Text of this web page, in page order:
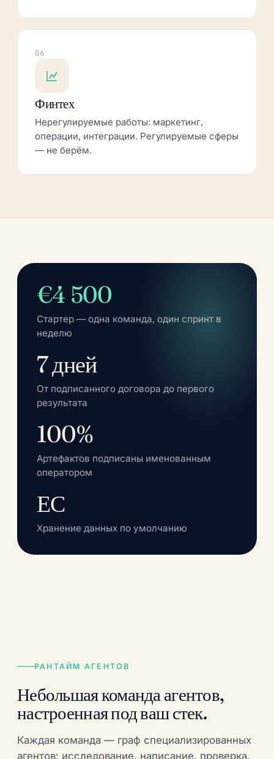
06
Финтех
Нерегулируемые работы: маркетинг,
операции, интеграции. Регулируемые сферы
— не берём.
€4 500
Стартер — одна команда, один спринт в
неделю
7 дней
От подписанного договора до первого
результата
100%
Артефактов подписаны именованным
оператором
ЕС
Хранение данных по умолчанию
РАНТАЙМ АГЕНТОВ
Небольшая команда агентов,
настроенная под ваш стек.
Каждая команда — граф специализированных
агентов: исследование, написание, проверка,